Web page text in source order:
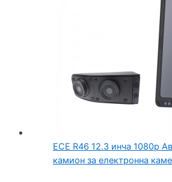
ECE R46 12.3 инча 1080p
камион за електронна